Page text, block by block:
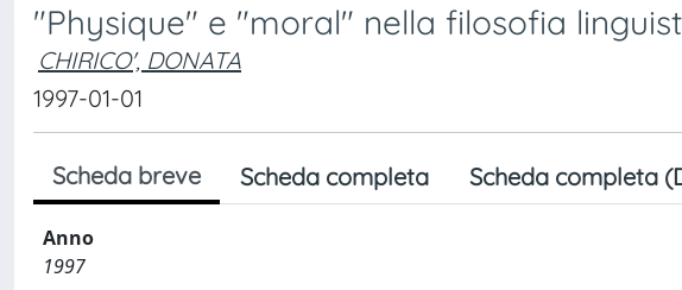
"Physique" e "moral" nella filosofia
CHIRICO', DONATA
1997-01-01
Scheda breve Scheda completa Scheda completa
Anno
1997